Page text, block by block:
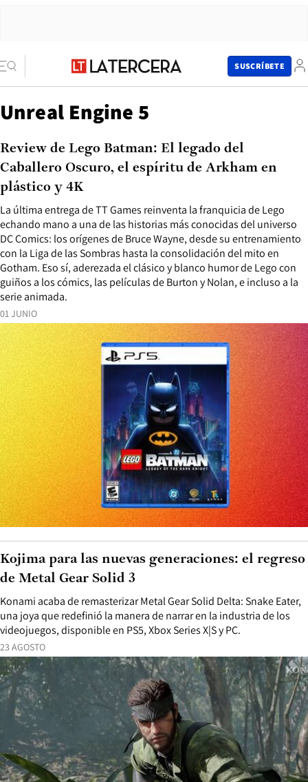
SUSCRÍBETE
Unreal Engine 5
01 JUNIO
La última entrega de TT Games reinventa la franquicia de Lego
echando mano a una de las historias más conocidas del universo
DC Comics: los orígenes de Bruce Wayne, desde su entrenamiento
con la Liga de las Sombras hasta la consolidación del mito en
Gotham. Eso sí, aderezada el clásico y blanco humor de Lego con
guiños a los cómics, las películas de Burton y Nolan, e incluso a la
serie animada.
Review de Lego Batman: El legado del
Caballero Oscuro, el espíritu de Arkham en
plástico y 4K
23 AGOSTO
Konami acaba de remasterizar Metal Gear Solid Delta: Snake Eater,
una joya que redefinió la manera de narrar en la industria de los
videojuegos, disponible en PS5, Xbox Series X|S y PC.
Kojima para las nuevas generaciones: el regreso
de Metal Gear Solid 3